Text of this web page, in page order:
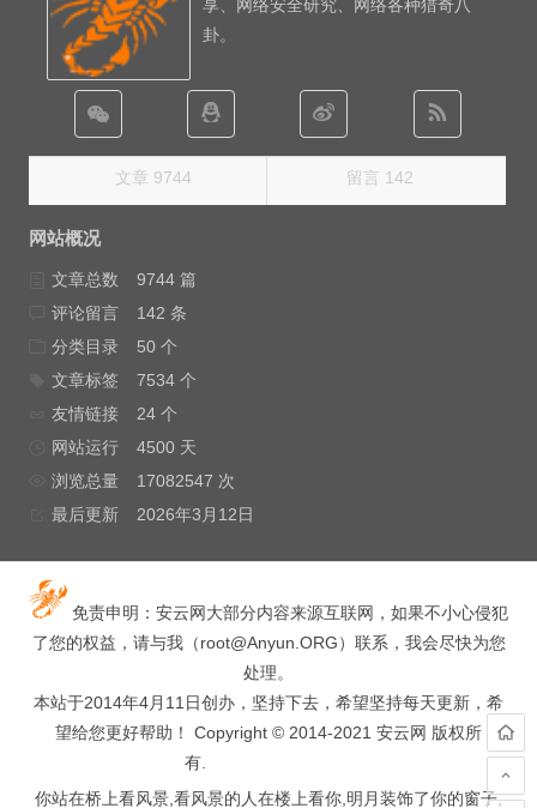
享、网络安全研究、网络各种猎奇八
卦。
文章 9744 留言 142
网站概况
文章总数
9744 篇
评论留言
142 条
分类目录
50 个
文章标签
7534 个
友情链接
24 个
网站运行
4500 天
浏览总量
17082547 次
最后更新
2026年3月12日
免责申明：安云网大部分内容来源互联网，如果不小心侵犯
了您的权益，请与我（root@Anyun.ORG）联系，我会尽快为您
处理。
本站于2014年4月11日创办，坚持下去，希望坚持每天更新，希
望给您更好帮助！ Copyright © 2014-2021 安云网 版权所
有.
你站在桥上看风景,看风景的人在楼上看你,明月装饰了你的窗子,